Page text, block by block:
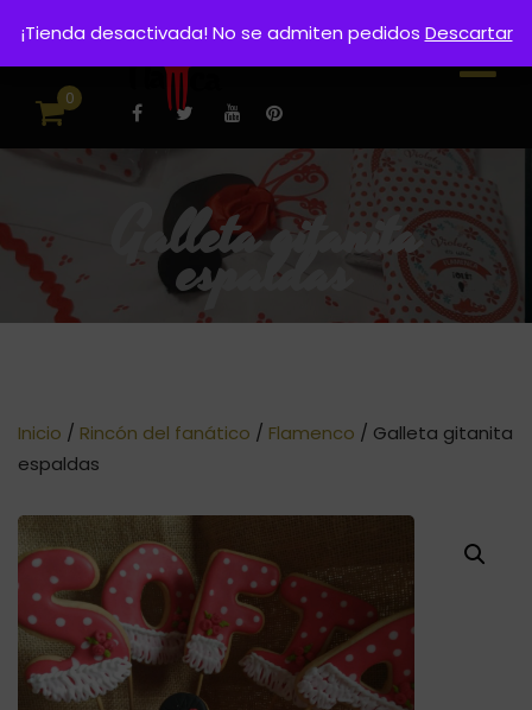
0
Galleta gitanita
espaldas
Inicio / Rincón del fanático / Flamenco / Galleta gitanita
espaldas
¡Tienda desactivada! No se admiten pedidos Descartar